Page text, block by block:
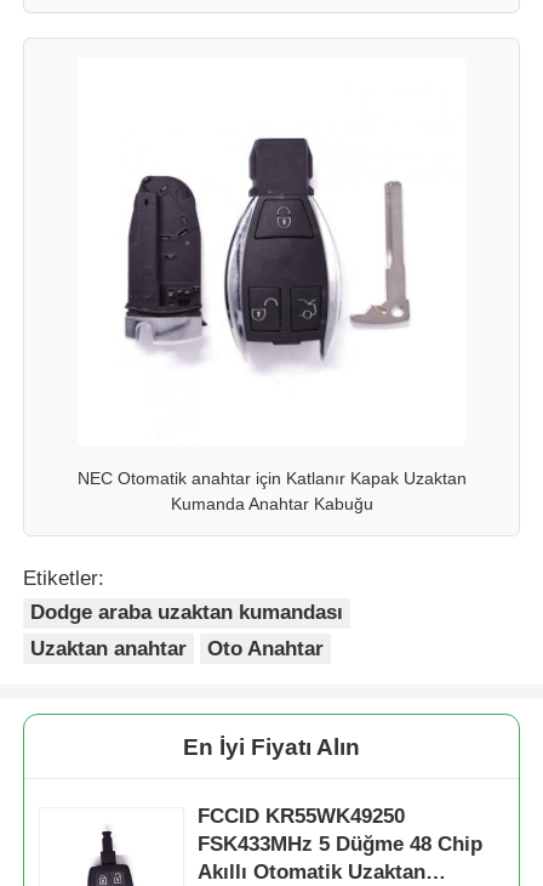
NEC Otomatik anahtar için Katlanır Kapak Uzaktan
Kumanda Anahtar Kabuğu
Etiketler:
Dodge araba uzaktan kumandası
Uzaktan anahtar
Oto Anahtar
En İyi Fiyatı Alın
FCCID KR55WK49250
FSK433MHz 5 Düğme 48 Chip
Akıllı Otomatik Uzaktan